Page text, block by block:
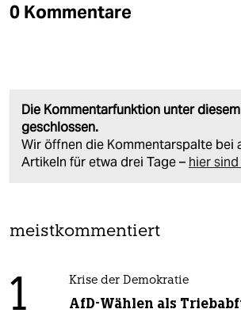
0 Kommentare
Die Kommentarfunktion unter
geschlossen.
Wir öffnen die Kommentarspalte bei
Artikeln für etwa drei Tage – hier
meistkommentiert
1 Krise der Demokratie
AfD-Wählen als